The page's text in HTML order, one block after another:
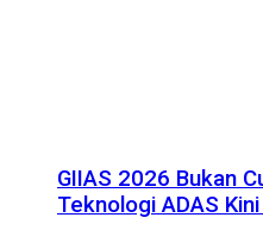
GIIAS 2026 Bukan
Teknologi ADAS